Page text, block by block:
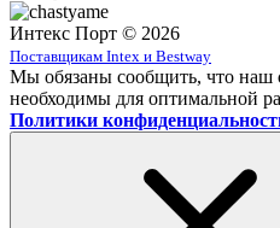
Интекс Порт © 2026
Поставщикам Intex и Bestway
Мы обязаны сообщить, что наш
необходимы для оптимальной
Политики